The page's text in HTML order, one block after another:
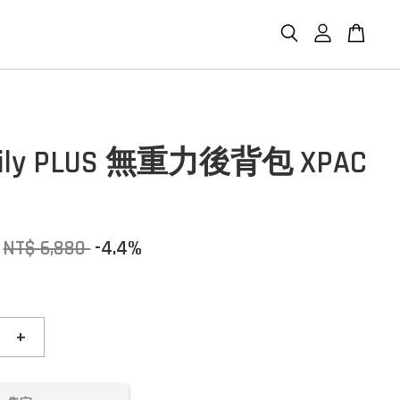
PLUS 無重力後背包 XPAC
NT$ 6,880-4.4%
+